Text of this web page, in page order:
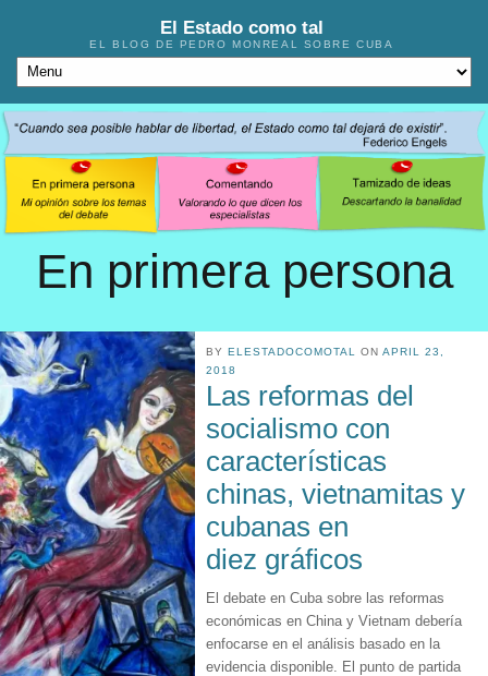
El Estado como tal
EL BLOG DE PEDRO MONREAL SOBRE CUBA
En primera persona
BY ELESTADOCOMOTAL ON APRIL 23,
2018
Las reformas del
socialismo con
características
chinas, vietnamitas y
cubanas en
diez gráficos
El debate en Cuba sobre las reformas
económicas en China y Vietnam debería
enfocarse en el análisis basado en la
evidencia disponible. El punto de partida